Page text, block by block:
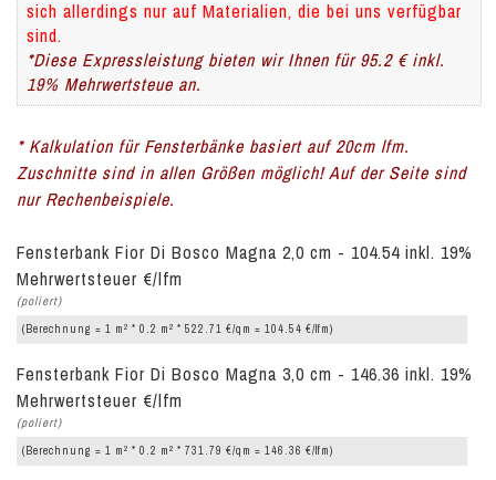
sich allerdings nur auf Materialien, die bei uns verfügbar
sind.
*Diese Expressleistung bieten wir Ihnen für 95.2 € inkl.
19% Mehrwertsteue an.
* Kalkulation für Fensterbänke basiert auf 20cm lfm.
Zuschnitte sind in allen Größen möglich! Auf der Seite sind
nur Rechenbeispiele.
Fensterbank Fior Di Bosco Magna 2,0 cm - 104.54 inkl. 19%
Mehrwertsteuer €/lfm
(poliert)
(Berechnung = 1 m 2 * 0.2 m 2 * 522.71 €/qm = 104.54 €/lfm)
Fensterbank Fior Di Bosco Magna 3,0 cm - 146.36 inkl. 19%
Mehrwertsteuer €/lfm
(poliert)
(Berechnung = 1 m 2 * 0.2 m 2 * 731.79 €/qm = 146.36 €/lfm)